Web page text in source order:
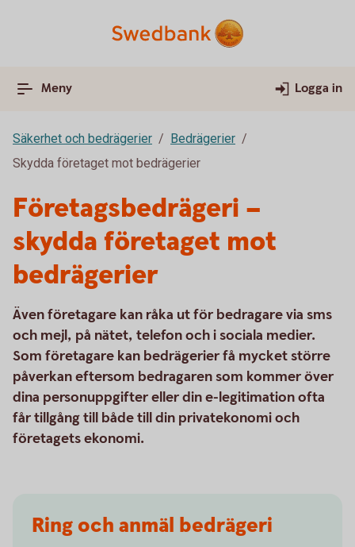
Meny Logga in
Säkerhet och bedrägerier
Bedrägerier
Skydda företaget mot bedrägerier
Företagsbedrägeri –
skydda företaget mot
bedrägerier
Även företagare kan råka ut för bedragare via sms
och mejl, på nätet, telefon och i sociala medier.
Som företagare kan bedrägerier få mycket större
påverkan eftersom bedragaren som kommer över
dina personuppgifter eller din e-legitimation ofta
får tillgång till både till din privatekonomi och
företagets ekonomi.
Ring och anmäl bedrägeri